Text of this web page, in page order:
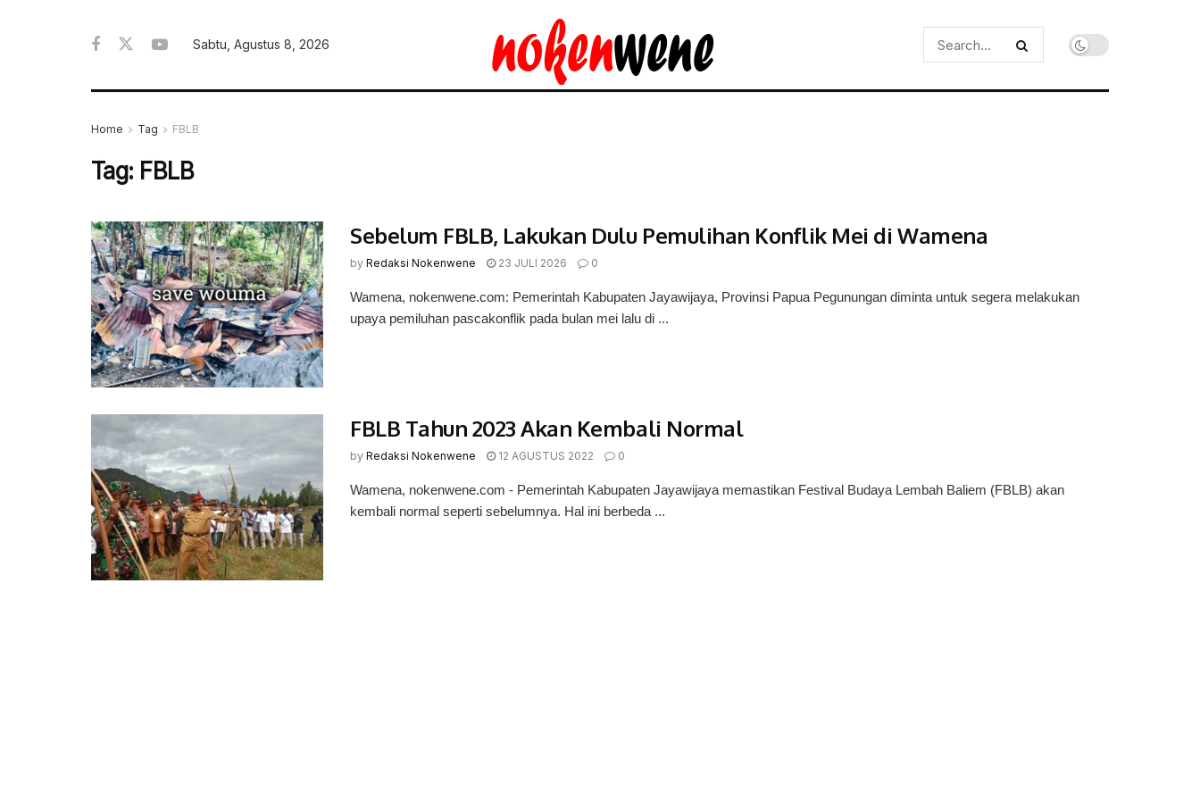
Sabtu, Agustus 8, 2026
Home Tag FBLB
Tag: FBLB
Sebelum FBLB, Lakukan Dulu Pemulihan Konflik Mei di Wamena
by Redaksi Nokenwene 23 JULI 2026 0
Wamena, nokenwene.com: Pemerintah Kabupaten Jayawijaya, Provinsi Papua Pegunungan diminta untuk segera melakukan
upaya pemiluhan pascakonflik pada bulan mei lalu di ...
FBLB Tahun 2023 Akan Kembali Normal
by Redaksi Nokenwene 12 AGUSTUS 2022 0
Wamena, nokenwene.com - Pemerintah Kabupaten Jayawijaya memastikan Festival Budaya Lembah Baliem (FBLB) akan
kembali normal seperti sebelumnya. Hal ini berbeda ...